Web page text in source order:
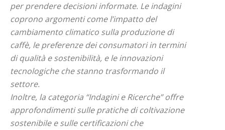
per prendere decisioni informate. Le indagini
coprono argomenti come l’impatto del
cambiamento climatico sulla produzione di
caffè, le preferenze dei consumatori in termini
di qualità e sostenibilità, e le innovazioni
tecnologiche che stanno trasformando il
settore.
Inoltre, la categoria “Indagini e Ricerche” offre
approfondimenti sulle pratiche di coltivazione
sostenibile e sulle certificazioni che